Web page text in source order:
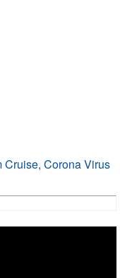
Cruise, Corona Virus